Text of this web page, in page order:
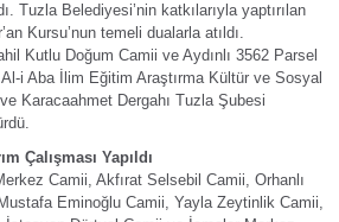
Tuzla Belediyesi’nin katkılarıyla yaptırılan
Kursu’nun temeli dualarla atıldı.
Kutlu Doğum Camii ve Aydınlı 3562 Parsel
i Aba İlim Eğitim Araştırma Kültür ve Sosyal
Karacaahmet Dergahı Tuzla Şubesi
Çalışması Yapıldı
Camii, Akfırat Selsebil Camii, Orhanlı
Eminoğlu Camii, Yayla Zeytinlik Camii,